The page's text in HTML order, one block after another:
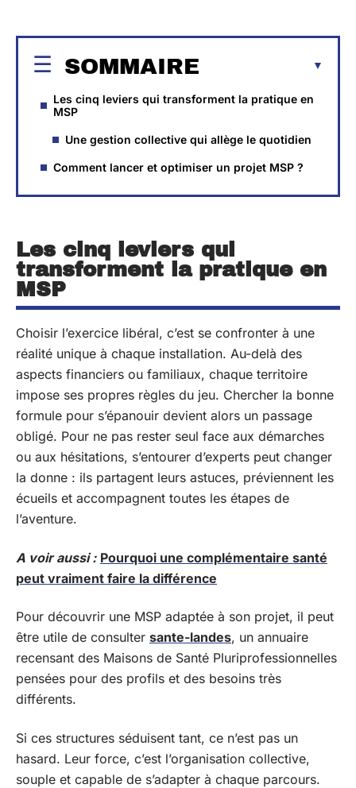
SOMMAIRE
Les cinq leviers qui transforment la pratique en
MSP
Une gestion collective qui allège le quotidien
Comment lancer et optimiser un projet MSP ?
Les cinq leviers qui
transforment la pratique en
MSP
Choisir l’exercice libéral, c’est se confronter à une
réalité unique à chaque installation. Au-delà des
aspects financiers ou familiaux, chaque territoire
impose ses propres règles du jeu. Chercher la bonne
formule pour s’épanouir devient alors un passage
obligé. Pour ne pas rester seul face aux démarches
ou aux hésitations, s’entourer d’experts peut changer
la donne : ils partagent leurs astuces, préviennent les
écueils et accompagnent toutes les étapes de
l’aventure.
A voir aussi : Pourquoi une complémentaire santé
peut vraiment faire la différence
Pour découvrir une MSP adaptée à son projet, il peut
être utile de consulter sante-landes, un annuaire
recensant des Maisons de Santé Pluriprofessionnelles
pensées pour des profils et des besoins très
différents.
Si ces structures séduisent tant, ce n’est pas un
hasard. Leur force, c’est l’organisation collective,
souple et capable de s’adapter à chaque parcours.